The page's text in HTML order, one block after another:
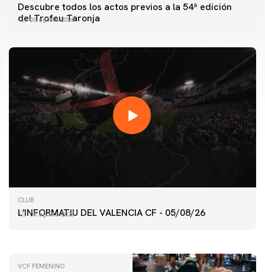
Descubre todos los actos previos a la 54ª edición
del Trofeu Taronja
06 agosto 2026
CLUB
L'INFORMATIU DEL VALENCIA CF - 05/08/26
05 agosto 2026
PRIMER EQUIPO
ENTRENAMIENTO MATINAL DEL VALENCIA CF
5/8/2026
VCF FEMENINO